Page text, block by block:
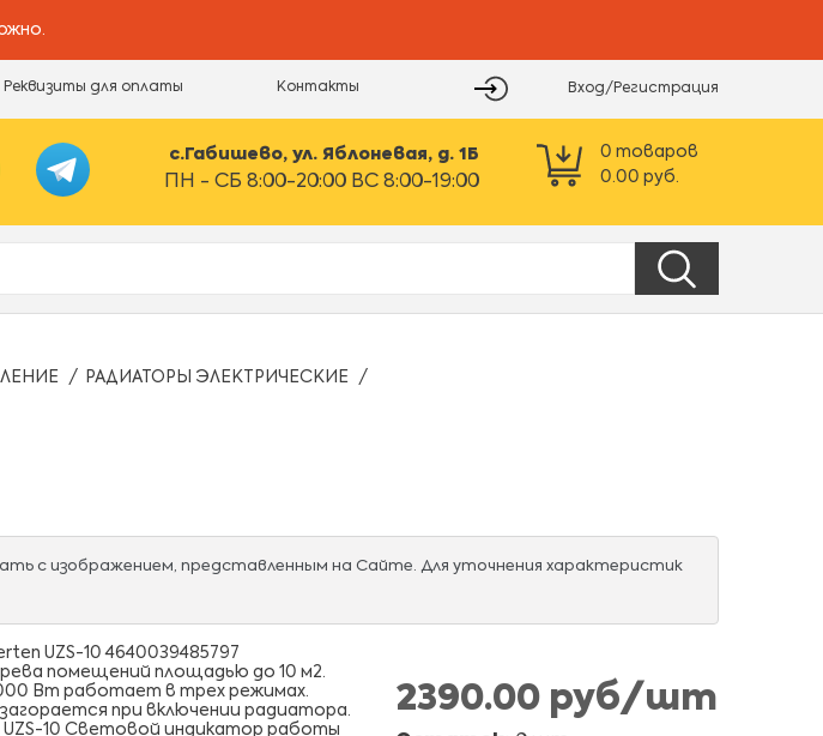
Реквизиты для оплаты Контакты Вход/Регистрация
с.Габишево, ул. Яблоневая, д. 1Б
ПН - СБ 8:00-20:00 ВС 8:00-19:00
0 товаров
0.00 руб.
РАДИАТОРЫ ЭЛЕКТРИЧЕСКИЕ
с изображением, представленным на Сайте. Для уточнения характеристик
UZS-10 4640039485797
помещений площадью до 10 м2.
Вт работает в трех режимах.
при включении радиатора.
10 Световой индикатор работы
2390.00 руб/шт